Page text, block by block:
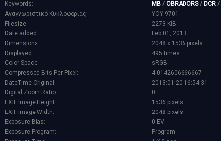
Keywords:
MB / OBRADORS/ DCR /
Αναγνωριστικό Κυκλοφορίας:
YOY-9701
Filesize:
2273 KiB
Date added:
Feb 01, 2013
Dimensions:
2048 x 1536 pixels
Displayed:
495 times
Color Space:
sRGB
Compressed Bits Per Pixel:
4.0142606666667
DateTime Original:
2013:01:20 16:54:31
Digital Zoom Ratio:
0
EXIF Image Height:
1536 pixels
EXIF Image Width:
2048 pixels
Exposure Bias:
0 EV
Exposure Program:
Program